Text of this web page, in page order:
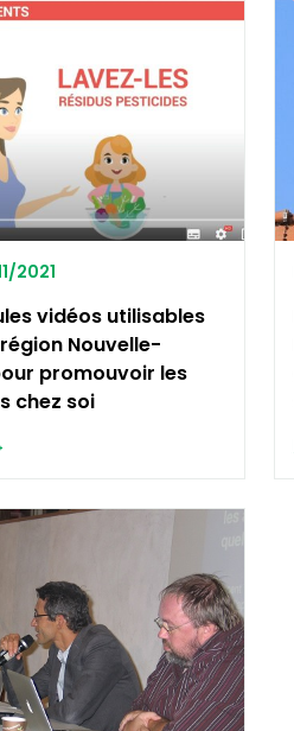
2021
vidéos utilisables
Nouvelle-
promouvoir les
chez soi